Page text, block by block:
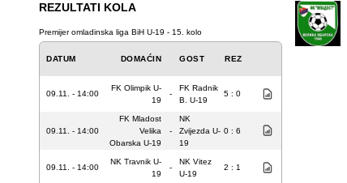
REZULTATI KOLA
Premijer omladinska liga BiH U-19 - 15. kolo
DATUM DOMAĆIN GOST REZ
09.11. - 14:00
FK Olimpik U-
19
-
FK Radnik
B. U-19
5 : 0
09.11. - 14:00
FK Mladost
Velika
Obarska U-19
-
NK
Zvijezda U-
19
0 : 6
09.11. - 14:00
NK Travnik U-
19
-
NK Vitez
U-19
2 : 1